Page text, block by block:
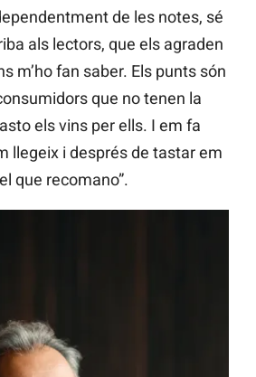
de les notes, sé
als lectors, que els agraden
m’ho fan saber. Els punts són
que no tenen la
els vins per ells. I em fa
llegeix i després de tastar em
que recomano”.